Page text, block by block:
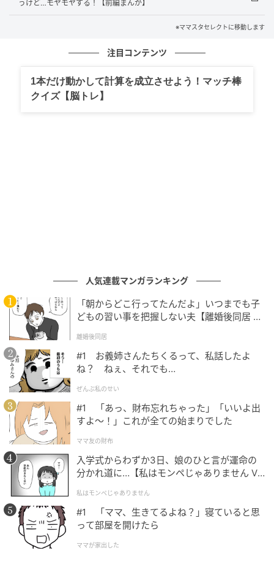
うけど…モヤモヤする！【前編まんが】
※ママスタセレクトに移動します
注目コンテンツ
1本だけ動かして計算を成立させよう！マッチ棒
クイズ【脳トレ】
人気連載マンガランキング
「朝からどこ行ってたんだよ」いつまでも子
どもの習い事を把握しない夫【離婚後同居 Vo
離婚後同居
#1 お義姉さんたちくるって、私話したよ
ね？ ねぇ、それでも…
ぜんぶ私のせい
#1 「あっ、財布忘れちゃった」「いいよ出
すよ〜！」これが全ての始まりでした
ママ友の財布
入学式からわずか3日、娘のひと言が運命の
分かれ道に…【私はモンペじゃありません Vo
私はモンペじゃありません
#1 「ママ、生きてるよね？」寝ていると思
って部屋を開けたら
ママが家出した